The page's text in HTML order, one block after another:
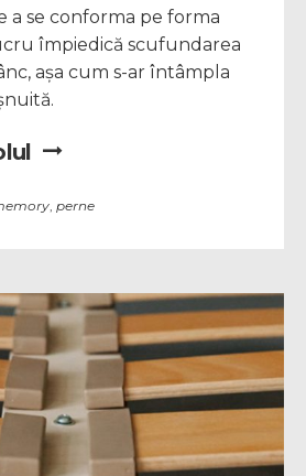
a se conforma pe forma
împiedică scufundarea
așa cum s-ar întâmpla
perne